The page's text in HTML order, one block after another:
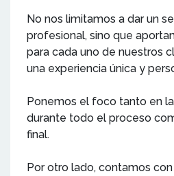
No nos limitamos a dar un
profesional, sino que
para cada uno de nuestros
una experiencia única y
Ponemos el foco tanto en
durante todo el proceso
final.
Por otro lado, contamos